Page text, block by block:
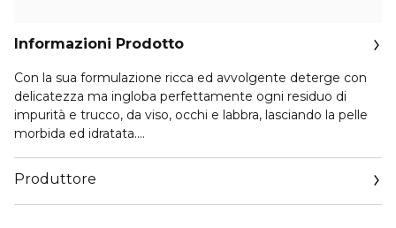
Informazioni Prodotto
Con la sua formulazione ricca ed avvolgente deterge con
delicatezza ma ingloba perfettamente ogni residuo di
impurità e trucco, da viso, occhi e labbra, lasciando la pelle
morbida ed idratata.
salvaguarda la funzione di barriera della pelle e deterge per
affinità senza alterare il suo delicato equilibrio di idratazione.
Produttore